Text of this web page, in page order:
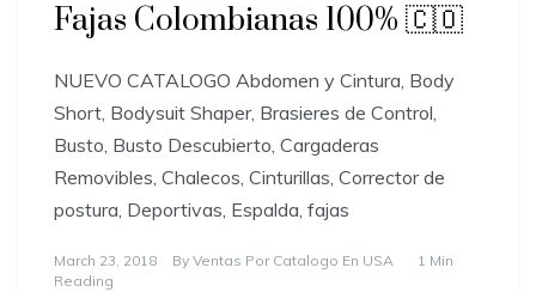
Fajas Colombianas 100% 🇨🇴
NUEVO CATALOGO Abdomen y Cintura, Body
Short, Bodysuit Shaper, Brasieres de Control,
Busto, Busto Descubierto, Cargaderas
Removibles, Chalecos, Cinturillas, Corrector de
postura, Deportivas, Espalda, fajas
March 23, 2018 By Ventas Por Catalogo En USA
1 Min
Reading